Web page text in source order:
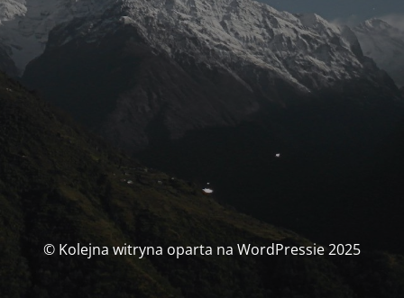
© Kolejna witryna oparta na WordPressie 2025